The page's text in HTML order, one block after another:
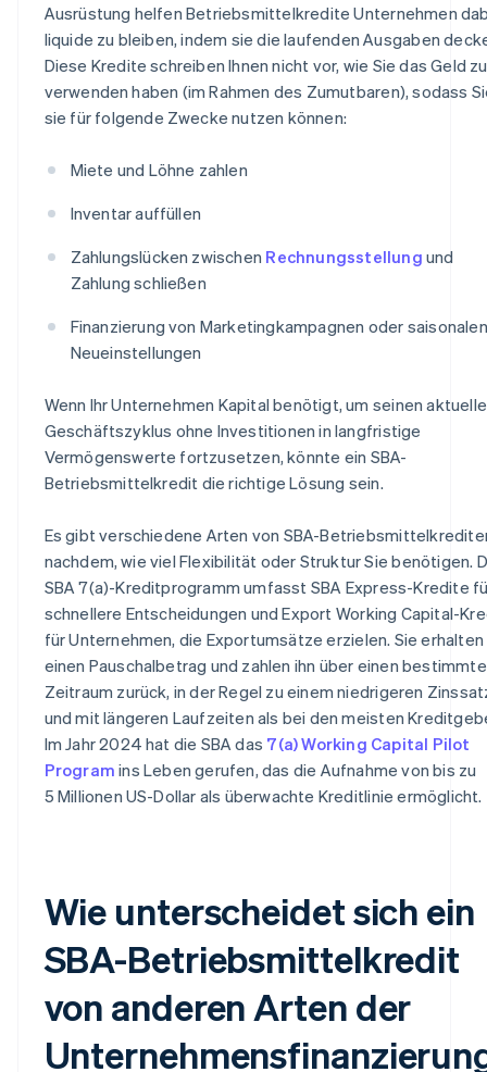
Ausrüstung helfen Betriebsmittelkredite Unternehmen
liquide zu bleiben, indem sie die laufenden Ausgaben
Diese Kredite schreiben Ihnen nicht vor, wie Sie das Geld zu
verwenden haben (im Rahmen des Zumutbaren), sodass
sie für folgende Zwecke nutzen können:
Miete und Löhne zahlen
Inventar auffüllen
Zahlungslücken zwischen Rechnungsstellung und
Zahlung schließen
Finanzierung von Marketingkampagnen oder saisonalen
Neueinstellungen
Wenn Ihr Unternehmen Kapital benötigt, um seinen
Geschäftszyklus ohne Investitionen in langfristige
Vermögenswerte fortzusetzen, könnte ein SBA-
Betriebsmittelkredit die richtige Lösung sein.
Es gibt verschiedene Arten von SBA-
nachdem, wie viel Flexibilität oder Struktur Sie benötigen.
SBA 7(a)-Kreditprogramm umfasst SBA Express-Kredite
schnellere Entscheidungen und Export Working Capital-
für Unternehmen, die Exportumsätze erzielen. Sie erhalten
einen Pauschalbetrag und zahlen ihn über einen
Zeitraum zurück, in der Regel zu einem niedrigeren
und mit längeren Laufzeiten als bei den meisten
Im Jahr 2024 hat die SBA das 7(a) Working Capital Pilot
Program ins Leben gerufen, das die Aufnahme von bis zu
5 Millionen US-Dollar als überwachte Kreditlinie ermöglicht.
Wie unterscheidet sich ein
SBA-Betriebsmittelkredit
von anderen Arten der